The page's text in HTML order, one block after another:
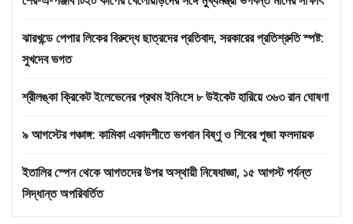
ঝারখন্ডে পেপার লিকের বিরুদ্ধে ছাত্রদের প্রতিবাদ, সরকারের প্রতিশ্রুতি স্পষ্ট:
সুখদেব ভগত
শ্রীলঙ্কা ক্রিকেট ইলেভেনের প্রথম ইনিংসে ৮ উইকেট হারিয়ে ৩৬৩ রান ঘোষণা
৯ আগস্টের পঞ্চাঙ্গ: কামিকা একাদশীতে ভগবান বিষ্ণু ও শিবের পূজা ফলদায়ক
ইতালির স্পেন থেকে আগতদের উপর অস্থায়ী নিষেধাজ্ঞা, ১৫ আগস্ট পর্যন্ত
সিদ্ধান্ত অপরিবর্তিত